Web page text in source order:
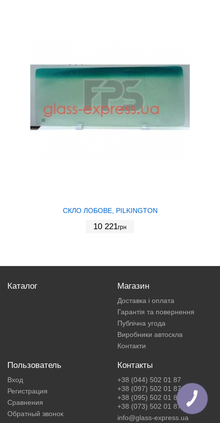
СКЛО ЛОБОВЕ, PILKINGTON
10 221грн
Каталог Магазин
Доставка і оплата
Гарантія та повернення
Публічна угода
Виробники автоскла
Контакти
Пользователь
Вход
Регистрация
Сравнения
Обратный звонок
Контакты
+38 (044) 502 01 87
+38 (097) 502 01 87
+38 (095) 502 01 87
+38 (073) 502 01 87
info@glass-express.ua
КНОПКА
ЗВ'ЯЗКУ